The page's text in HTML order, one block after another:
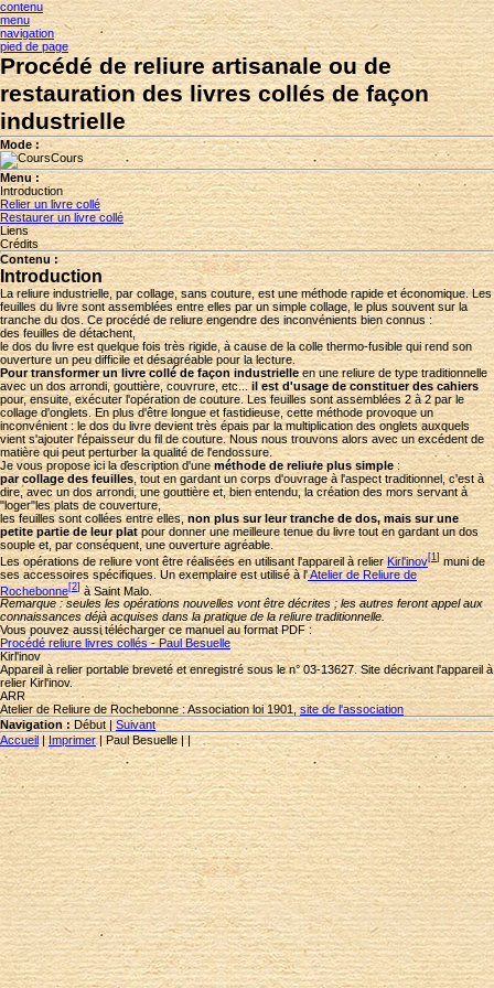
contenu
menu
navigation
pied de page
Procédé de reliure artisanale ou de
restauration des livres collés de façon
industrielle
Mode :
Cours
Menu :
Introduction
Relier un livre collé
Restaurer un livre collé
Liens
Crédits
Contenu :
Introduction
La reliure industrielle, par collage, sans couture, est une méthode rapide et économique. Les
feuilles du livre sont assemblées entre elles par un simple collage, le plus souvent sur la
tranche du dos. Ce procédé de reliure engendre des inconvénients bien connus :
des feuilles de détachent,
le dos du livre est quelque fois très rigide, à cause de la colle thermo-fusible qui rend son
ouverture un peu difficile et désagréable pour la lecture.
Pour transformer un livre collé de façon industrielleen une reliure de type traditionnelle
avec un dos arrondi, gouttière, couvrure, etc... il est d'usage de constituer des cahiers
pour, ensuite, exécuter l'opération de couture. Les feuilles sont assemblées 2 à 2 par le
collage d'onglets. En plus d'être longue et fastidieuse, cette méthode provoque un
inconvénient : le dos du livre devient très épais par la multiplication des onglets auxquels
vient s'ajouter l'épaisseur du fil de couture. Nous nous trouvons alors avec un excédent de
matière qui peut perturber la qualité de l'endossure.
Je vous propose ici la description d'uneméthode de reliure plus simple:
par collage des feuilles, tout en gardant un corps d'ouvrage à l'aspect traditionnel, c'est à
dire, avec un dos arrondi, une gouttière et, bien entendu, la création des mors servant à
"loger"les plats de couverture,
les feuilles sont collées entre elles,non plus sur leur tranche de dos, mais sur une
petite partie de leur platpour donner une meilleure tenue du livre tout en gardant un dos
souple et, par conséquent, une ouverture agréable.
Les opérations de reliure vont être réalisées en utilisant l'appareil à relierKirl'inov[1]muni de
ses accessoires spécifiques. Un exemplaire est utilisé à l'Atelier de Reliure de
Rochebonne[2]à Saint Malo.
Remarque : seules les opérations nouvelles vont être décrites ; les autres feront appel aux
connaissances déjà acquises dans la pratique de la reliure traditionnelle.
Vous pouvez aussi télécharger ce manuel au format PDF :
Procédé reliure livres collés - Paul Besuelle
Kirl'inov
Appareil à relier portable breveté et enregistré sous le n° 03-13627. Site décrivant l'appareil à
relier Kirl'inov.
ARR
Atelier de Reliure de Rochebonne : Association loi 1901,site de l'association
Navigation :Début| Suivant
Accueil|Imprimer|Paul Besuelle ||